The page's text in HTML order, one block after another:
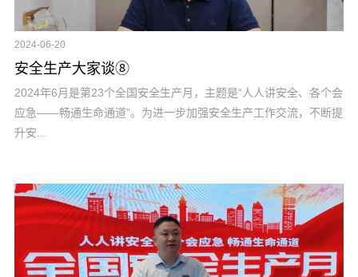
2024-06-20
安全生产大家谈⑧
2024年6月是第23个全国安全生产月，主题是“人人讲安全、各个会
应急——畅通生命通道”。为进一步加强安全生产工作交流，不断提
升安...